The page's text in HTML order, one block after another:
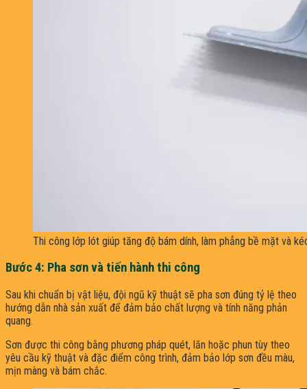
Thi công lớp lót giúp tăng độ bám dính, làm phẳng bề mặt và
Bước 4: Pha sơn và tiến hành thi công
Sau khi chuẩn bị vật liệu, đội ngũ kỹ thuật sẽ pha sơn đúng tỷ lệ theo
hướng dẫn nhà sản xuất để đảm bảo chất lượng và tính năng phản
quang.
Sơn được thi công bằng phương pháp quét, lăn hoặc phun tùy theo
yêu cầu kỹ thuật và đặc điểm công trình, đảm bảo lớp sơn đều màu,
mịn màng và bám chắc.